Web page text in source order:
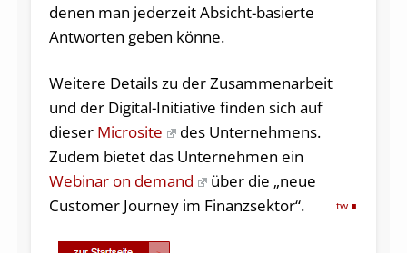
denen man jederzeit Absicht-basierte
Antworten geben könne.
Weitere Details zu der Zusammenarbeit
und der Digital-Initiative finden sich auf
dieser Microsite
des Unternehmens.
Zudem bietet das Unternehmen ein
Webinar on demand
über die „neue
Customer Journey im Finanzsektor“.
tw